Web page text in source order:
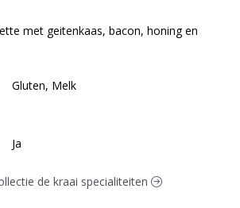
met geitenkaas, bacon, honing en
Gluten, Melk
Ja
de kraai specialiteiten